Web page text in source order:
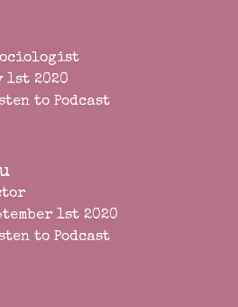
1st 2020
to Podcast
1st 2020
to Podcast